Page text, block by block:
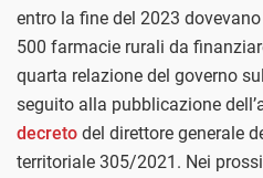
entro la fine del 2023
500 farmacie rurali da
quarta relazione del governo
seguito alla pubblicazione
decreto del direttore generale
territoriale 305/2021. Nei